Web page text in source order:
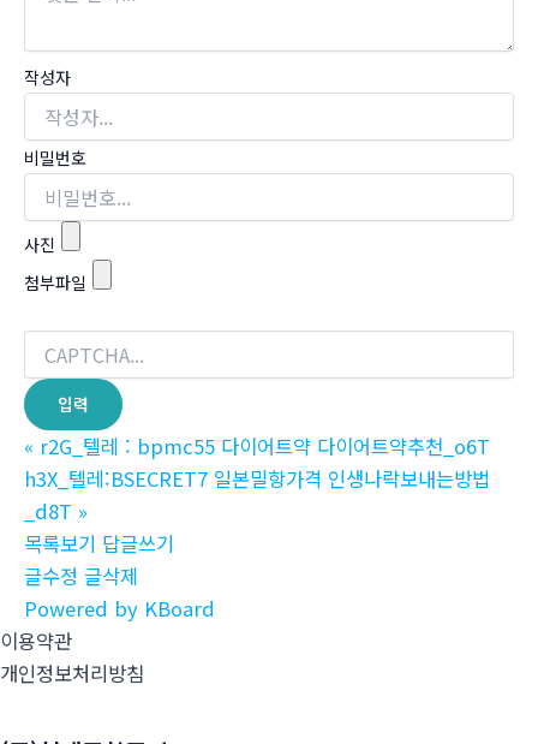
작성자
비밀번호
사진
첨부파일
« r2G_텔레 : bpmc55 다이어트약 다이어트약추천_o6T
h3X_텔레:BSECRET7 일본밀항가격 인생나락보내는방법
_d8T »
목록보기 답글쓰기
글수정 글삭제
Powered by KBoard
이용약관
개인정보처리방침